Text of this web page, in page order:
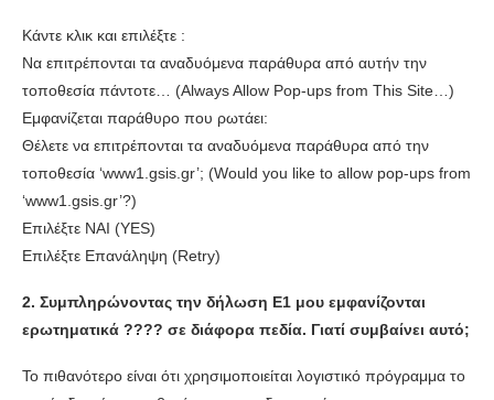
Κάντε κλικ και επιλέξτε :
Να επιτρέπονται τα αναδυόμενα παράθυρα από αυτήν την
τοποθεσία πάντοτε… (Always Allow Pop-ups from This Site…)
Εμφανίζεται παράθυρο που ρωτάει:
Θέλετε να επιτρέπονται τα αναδυόμενα παράθυρα από την
τοποθεσία ‘www1.gsis.gr’; (Would you like to allow pop-ups from
‘www1.gsis.gr’?)
Επιλέξτε ΝΑΙ (YES)
Επιλέξτε Επανάληψη (Retry)
2. Συμπληρώνοντας την δήλωση Ε1 μου εμφανίζονται
ερωτηματικά ???? σε διάφορα πεδία. Γιατί συμβαίνει αυτό;
Το πιθανότερο είναι ότι χρησιμοποιείται λογιστικό πρόγραμμα το